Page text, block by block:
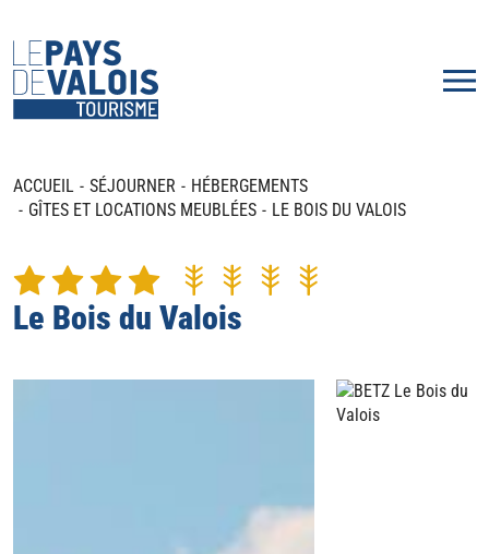
ACCUEIL SÉJOURNER
HÉBERGEMENTS
GÎTES ET LOCATIONS MEUBLÉES
LE BOIS DU VALOIS
Le Bois du Valois